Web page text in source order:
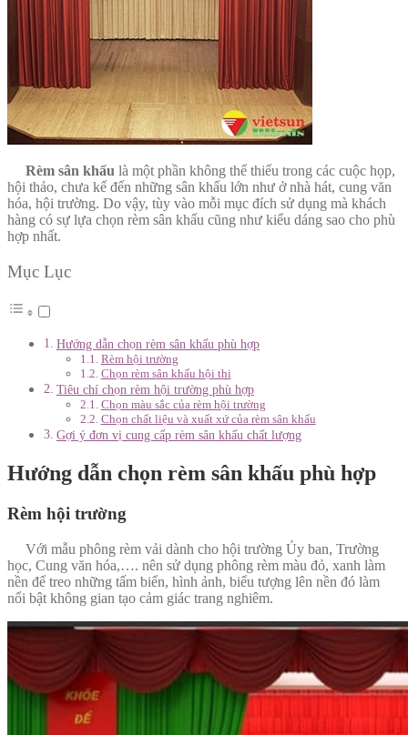
Rèm sân khấu là một phần không thể thiếu trong các cuộc họp,
hội thảo, chưa kể đến những sân khấu lớn như ở nhà hát, cung văn
hóa, hội trường. Do vậy, tùy vào mỗi mục đích sử dụng mà khách
hàng có sự lựa chọn rèm sân khấu cũng như kiểu dáng sao cho phù
hợp nhất.
Mục Lục
Hướng dẫn chọn rèm sân khấu phù hợp
Rèm hội trường
Chọn rèm sân khấu hội thi
Tiêu chí chọn rèm hội trường phù hợp
Chọn màu sắc của rèm hội trường
Chọn chất liệu và xuất xứ của rèm sân khấu
Gợi ý đơn vị cung cấp rèm sân khấu chất lượng
Hướng dẫn chọn rèm sân khấu phù hợp
Rèm hội trường
Với mẫu phông rèm vải dành cho hội trường Ủy ban, Trường
học, Cung văn hóa,…. nên sử dụng phông rèm màu đỏ, xanh làm
nền để treo những tấm biển, hình ảnh, biểu tượng lên nền đó làm
nổi bật không gian tạo cảm giác trang nghiêm.